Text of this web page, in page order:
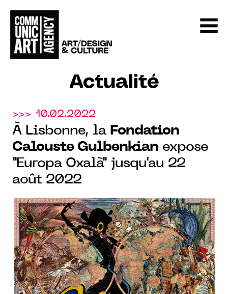
Actualité
>>> 10.02.2022
À Lisbonne, la Fondation
Calouste Gulbenkian expose
"Europa Oxalà" jusqu'au 22
août 2022